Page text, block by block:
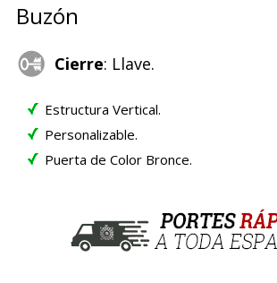
Buzón
Cierre: Llave.
Estructura Vertical.
Personalizable.
Puerta de Color Bronce.